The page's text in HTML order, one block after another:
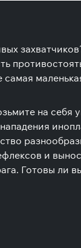
на себя
и
Готовы ли